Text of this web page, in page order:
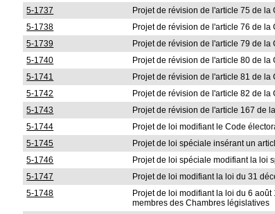
5-1737
Projet de révision de l'article 75 de la
5-1738
Projet de révision de l'article 76 de la
5-1739
Projet de révision de l'article 79 de la
5-1740
Projet de révision de l'article 80 de la
5-1741
Projet de révision de l'article 81 de la
5-1742
Projet de révision de l'article 82 de la
5-1743
Projet de révision de l'article 167 de
5-1744
Projet de loi modifiant le Code
5-1745
Projet de loi spéciale insérant un
5-1746
Projet de loi spéciale modifiant la loi
5-1747
Projet de loi modifiant la loi du 31
5-1748
Projet de loi modifiant la loi du 6
membres des Chambres législatives